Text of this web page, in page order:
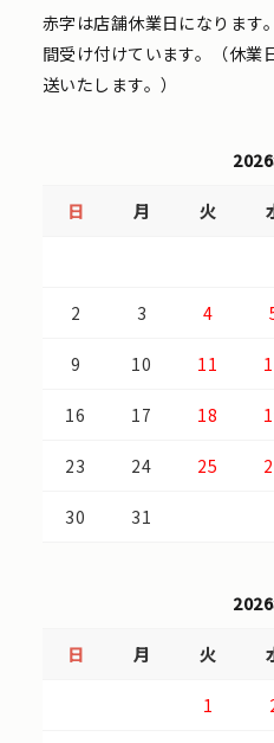
赤字は店舗休業日になります
間受け付けています。（休業
送いたします。）
日 月 火
2 3 4
9 10 11
16 17 18
23 24 25
30 31
日 月 火
1